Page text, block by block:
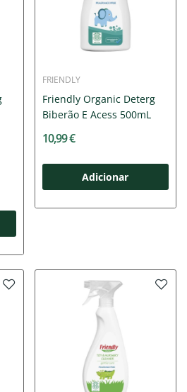
FRIENDLY
Friendly Organic Deterg
Biberão E Acess 500mL
10,99 €
Adicionar